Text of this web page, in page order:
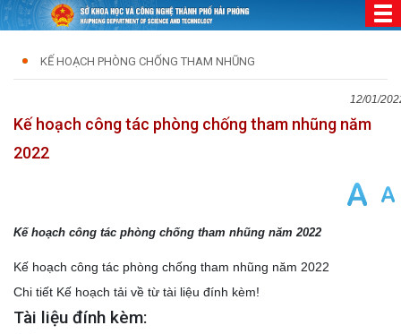
KẾ HOẠCH PHÒNG CHỐNG THAM NHŨNG
12/01/
Kế hoạch công tác phòng chống tham nhũng năm
2022
Kế hoạch công tác phòng chống tham nhũng năm 2022
Kế hoạch công tác phòng chống tham nhũng năm 2022
Chi tiết Kế hoạch tải về từ tài liệu đính kèm!
Tài liệu đính kèm: